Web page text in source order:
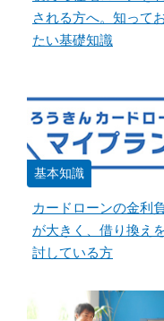
される方へ。知って
たい基礎知識
基本知識
カードローンの金利
が大きく、借り換え
討している方